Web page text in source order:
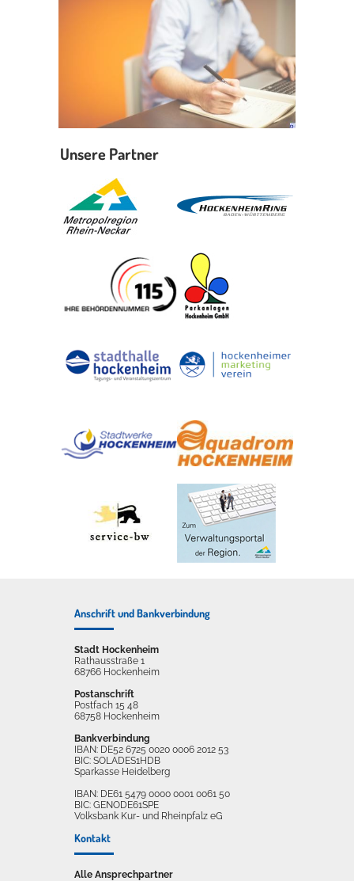
Unsere Partner
Anschrift und Bankverbindung
Stadt Hockenheim
Rathausstraße 1
68766 Hockenheim
Postanschrift
Postfach 15 48
68758 Hockenheim
Bankverbindung
IBAN: DE52 6725 0020 0006 2012 53
BIC: SOLADES1HDB
Sparkasse Heidelberg
IBAN: DE61 5479 0000 0001 0061 50
BIC: GENODE61SPE
Volksbank Kur- und Rheinpfalz eG
Kontakt
Alle Ansprechpartner